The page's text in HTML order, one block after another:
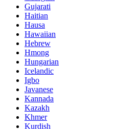
Gujarati
Haitian
Hausa
Hawaiian
Hebrew
Hmong
Hungarian
Icelandic
Igbo
Javanese
Kannada
Kazakh
Khmer
Kurdish